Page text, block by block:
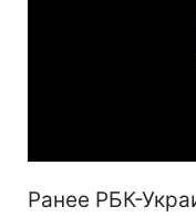
Ранее РБК-